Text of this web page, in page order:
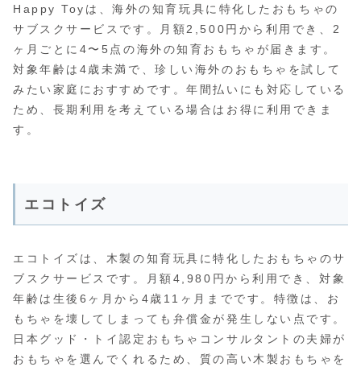
Happy Toyは、海外の知育玩具に特化したおもちゃの
サブスクサービスです。月額2,500円から利用でき、2
ヶ月ごとに4〜5点の海外の知育おもちゃが届きます。
対象年齢は4歳未満で、珍しい海外のおもちゃを試して
みたい家庭におすすめです。年間払いにも対応している
ため、長期利用を考えている場合はお得に利用できま
す。
エコトイズ
エコトイズは、木製の知育玩具に特化したおもちゃのサ
ブスクサービスです。月額4,980円から利用でき、対象
年齢は生後6ヶ月から4歳11ヶ月までです。特徴は、お
もちゃを壊してしまっても弁償金が発生しない点です。
日本グッド・トイ認定おもちゃコンサルタントの夫婦が
おもちゃを選んでくれるため、質の高い木製おもちゃを